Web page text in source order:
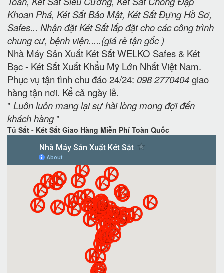
Khoan Phá, Két Sắt Bảo Mật, Két Sắt Đựng Hồ Sơ,
Safes... Nhận đặt Két Sắt lắp đặt cho các công trình
chung cư, bệnh viện.....(giá rẻ tận gốc )
Nhà Máy Sản Xuất Két Sắt WELKO Safes & Két
Bạc - Két Sắt Xuất Khẩu Mỹ Lớn Nhất Việt Nam.
Phục vụ tận tình chu đáo 24/24: 098 2770404giao
hàng tận nơi. Kể cả ngày lễ.
" Luôn luôn mang lại sự hài lòng mong đợi đến
khách hàng"
Tủ Sắt - Két Sắt Giao Hàng Miễn Phí Toàn Quốc